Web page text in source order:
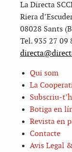
La Directa
Riera
08028 Sants
Tel. 935 27 09
Qui som
La
Subscriu-
Botiga en
Revista en
Contacte
Avis Legal